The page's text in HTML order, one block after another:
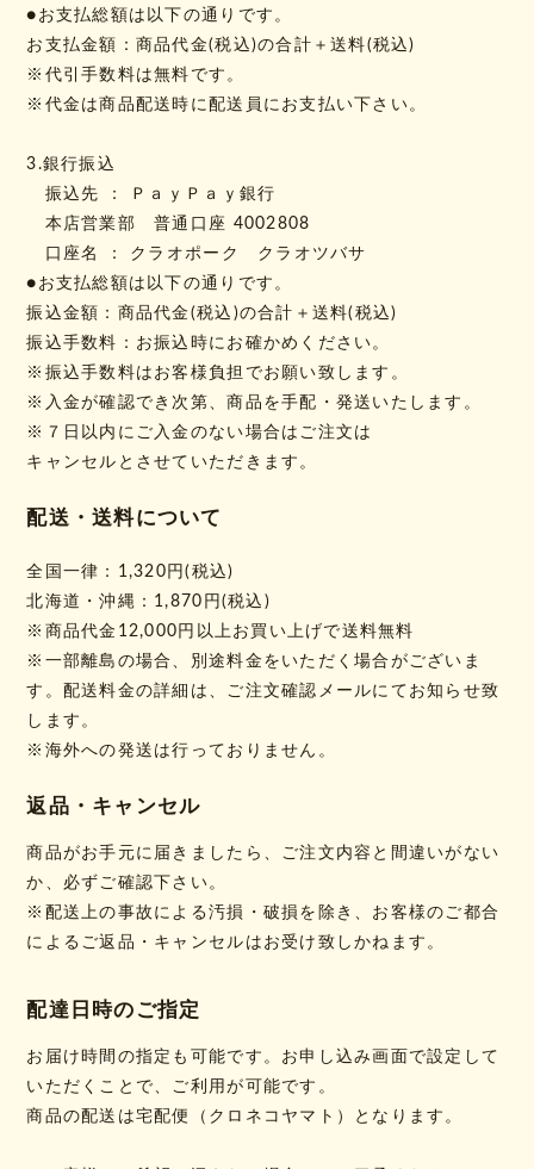
●お支払総額は以下の通りです。
お支払金額：商品代金(税込)の合計＋送料(税込)
※代引手数料は無料です。
※代金は商品配送時に配送員にお支払い下さい。
3.銀行振込
振込先 ： ＰａｙＰａｙ銀行
本店営業部 普通口座 4002808
口座名 ： クラオポーク クラオツバサ
●お支払総額は以下の通りです。
振込金額：商品代金(税込)の合計＋送料(税込)
振込手数料：お振込時にお確かめください。
※振込手数料はお客様負担でお願い致します。
※入金が確認でき次第、商品を手配・発送いたします。
※７日以内にご入金のない場合はご注文は
キャンセルとさせていただきます。
配送・送料について
全国一律：1,320円(税込)
北海道・沖縄：1,870円(税込)
※商品代金12,000円以上お買い上げで送料無料
※一部離島の場合、別途料金をいただく場合がございま
す。配送料金の詳細は、ご注文確認メールにてお知らせ致
します。
※海外への発送は行っておりません。
返品・キャンセル
商品がお手元に届きましたら、ご注文内容と間違いがない
か、必ずご確認下さい。
※配送上の事故による汚損・破損を除き、お客様のご都合
によるご返品・キャンセルはお受け致しかねます。
配達日時のご指定
お届け時間の指定も可能です。お申し込み画面で設定して
いただくことで、ご利用が可能です。
商品の配送は宅配便（クロネコヤマト）となります。